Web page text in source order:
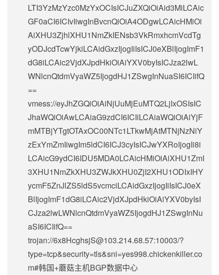
LTI3YzMzYzc0MzYxOCIsICJuZXQiOiAid3MiLCAic
GF0aCI6ICIvIiwgInBvcnQiOiA4ODgwLCAicHMiOi
AiXHU3ZjhlXHU1NmZkIENsb3VkRmxhcmVcdTg
yODJcdTcwYjkiLCAidGxzIjogIiIsICJ0eXBlIjogImF1
dG8iLCAic2VjdXJpdHkiOiAiYXV0byIsICJza2lwL
WNlcnQtdmVyaWZ5IjogdHJ1ZSwgInNuaSI6ICIifQ
==
vmess://eyJhZGQiOiAiNjUuMjEuMTQ2LjIxOSIsIC
JhaWQiOiAwLCAiaG9zdCI6ICIiLCAiaWQiOiAiYjF
mMTBjYTgtOTAxOC00NTc1LTkwMjAtMTNjNzNiY
zExYmZmIiwgIm5ldCI6ICJ3cyIsICJwYXRoIjogIi8i
LCAicG9ydCI6IDU5MDA0LCAicHMiOiAiXHU1ZmI
3XHU1NmZkXHU3ZWJkXHU0ZjI2XHU1ODIxIHY
ycmF5ZnJlZS5ldS5vcmciLCAidGxzIjogIiIsICJ0eX
BlIjogImF1dG8iLCAic2VjdXJpdHkiOiAiYXV0byIsI
CJza2lwLWNlcnQtdmVyaWZ5IjogdHJ1ZSwgInNu
aSI6ICIifQ==
trojan://6x8HcghsjS@103.214.68.57:10003/?
type=tcp&security=tls&sni=yes998.chickenkiller.co
m#韩国+蘑菇主机BGP数据中心